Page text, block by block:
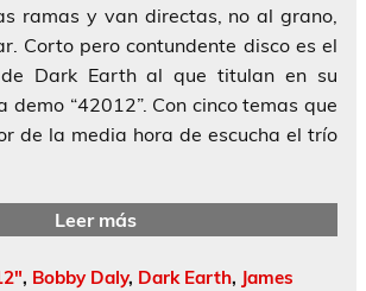
ramas y van directas, no al grano,
Corto pero contundente disco es el
Dark Earth al que titulan en su
demo “42012”. Con cinco temas que
de la media hora de escucha el trío
Leer más
, Bobby Daly, Dark Earth, James